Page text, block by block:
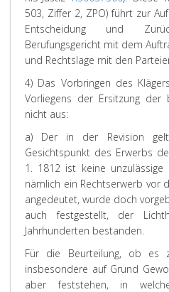
503, Ziffer 2, ZPO) führt zur
Entscheidung und
Berufungsgericht mit dem
und Rechtslage mit den
4) Das Vorbringen des
Vorliegens der Ersitzung der
nicht aus:
a) Der in der Revision
Gesichtspunkt des Erwerbs
1. 1812 ist keine
nämlich ein Rechtserwerb vor
angedeutet, wurde doch
auch festgestellt, der
Jahrhunderten bestanden.
Für die Beurteilung, ob es
insbesondere auf Grund
aber feststehen, in